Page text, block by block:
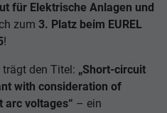
für Elektrische Anlagen und
zum 3. Platz beim EUREL
!
trägt den Titel: „Short-circuit
with consideration of
arc voltages“ – ein